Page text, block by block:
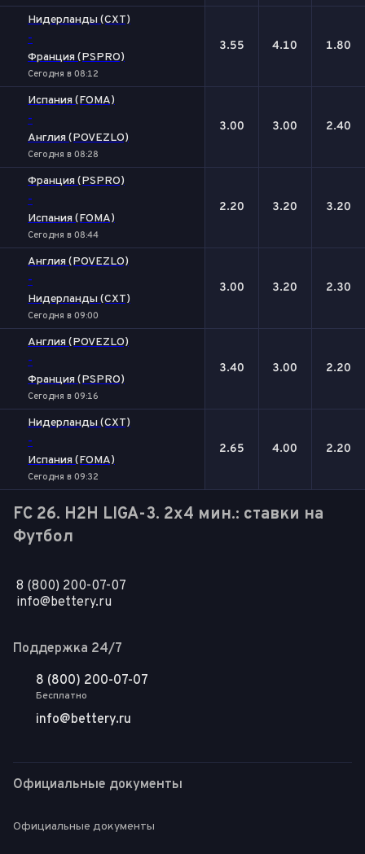
Нидерланды (CXT)
-
Франция (PSPRO)
Сегодня в 08:12
3.55 4.10 1.80
Испания (FOMA)
-
Англия (POVEZLO)
Сегодня в 08:28
3.00 3.00 2.40
Франция (PSPRO)
-
Испания (FOMA)
Сегодня в 08:44
2.20 3.20 3.20
Англия (POVEZLO)
-
Нидерланды (CXT)
Сегодня в 09:00
3.00 3.20 2.30
Англия (POVEZLO)
-
Франция (PSPRO)
Сегодня в 09:16
3.40 3.00 2.20
Нидерланды (CXT)
-
Испания (FOMA)
Сегодня в 09:32
2.65 4.00 2.20
FC 26. H2H LIGA-3. 2x4 мин.: ставки на
Футбол
8 (800) 200-07-07
info@bettery.ru
Поддержка 24/7
8 (800) 200-07-07
Бесплатно
info@bettery.ru
Официальные документы
Официальные документы